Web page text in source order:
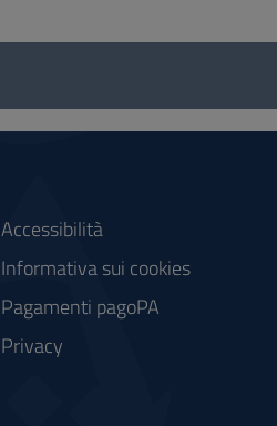
Accessibilità
Informativa sui cookies
Pagamenti pagoPA
Privacy